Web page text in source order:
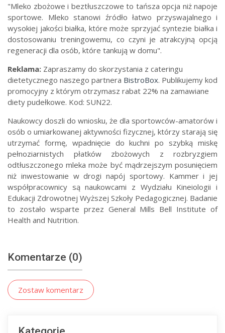
"Mleko zbożowe i beztłuszczowe to tańsza opcja niż napoje
sportowe. Mleko stanowi źródło łatwo przyswajalnego i
wysokiej jakości białka, które może sprzyjać syntezie białka i
dostosowaniu treningowemu, co czyni je atrakcyjną opcją
regeneracji dla osób, które tankują w domu".
Reklama: Zapraszamy do skorzystania z cateringu
dietetycznego naszego partnera BistroBox. Publikujemy kod
promocyjny z którym otrzymasz rabat 22% na zamawiane
diety pudełkowe. Kod: SUN22.
Naukowcy doszli do wniosku, że dla sportowców-amatorów i
osób o umiarkowanej aktywności fizycznej, którzy starają się
utrzymać formę, wpadnięcie do kuchni po szybką miskę
pełnoziarnistych płatków zbożowych z rozbryzgiem
odtłuszczonego mleka może być mądrzejszym posunięciem
niż inwestowanie w drogi napój sportowy. Kammer i jej
współpracownicy są naukowcami z Wydziału Kineiologii i
Edukacji Zdrowotnej Wyższej Szkoły Pedagogicznej. Badanie
to zostało wsparte przez General Mills Bell Institute of
Health and Nutrition.
Komentarze (0)
Zostaw komentarz